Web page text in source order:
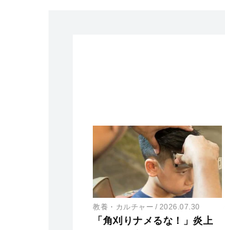
教養・カルチャー 2026.07.30
「角刈りナメるな！」炎上